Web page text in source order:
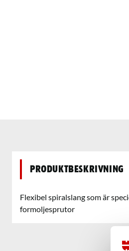
Produktbeskrivning
Flexibel spiralslang som är
formoljesprutor